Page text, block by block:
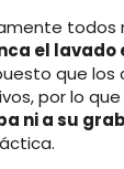
todos
el
que los
por lo
ni a su